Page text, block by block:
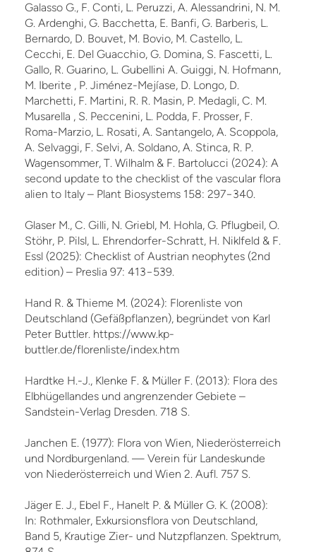
Galasso G., F. Conti, L. Peruzzi, A. Alessandrini, N. M.
G. Ardenghi, G. Bacchetta, E. Banfi, G. Barberis, L.
Bernardo, D. Bouvet, M. Bovio, M. Castello, L.
Cecchi, E. Del Guacchio, G. Domina, S. Fascetti, L.
Gallo, R. Guarino, L. Gubellini A. Guiggi, N. Hofmann,
M. Iberite , P. Jiménez-Mejíase, D. Longo, D.
Marchetti, F. Martini, R. R. Masin, P. Medagli, C. M.
Musarella , S. Peccenini, L. Podda, F. Prosser, F.
Roma-Marzio, L. Rosati, A. Santangelo, A. Scoppola,
A. Selvaggi, F. Selvi, A. Soldano, A. Stinca, R. P.
Wagensommer, T. Wilhalm & F. Bartolucci (2024): A
second update to the checklist of the vascular flora
alien to Italy – Plant Biosystems 158: 297−340.
Glaser M., C. Gilli, N. Griebl, M. Hohla, G. Pflugbeil, O.
Stöhr, P. Pilsl, L. Ehrendorfer-Schratt, H. Niklfeld & F.
Essl (2025): Checklist of Austrian neophytes (2nd
edition) – Preslia 97: 413−539.
Hand R. & Thieme M. (2024): Florenliste von
Deutschland (Gefäßpflanzen), begründet von Karl
Peter Buttler. https://www.kp-
buttler.de/florenliste/index.htm
Hardtke H.-J., Klenke F. & Müller F. (2013): Flora des
Elbhügellandes und angrenzender Gebiete –
Sandstein-Verlag Dresden. 718 S.
Janchen E. (1977): Flora von Wien, Niederösterreich
und Nordburgenland. — Verein für Landeskunde
von Niederösterreich und Wien 2. Aufl. 757 S.
Jäger E. J., Ebel F., Hanelt P. & Müller G. K. (2008):
In: Rothmaler, Exkursionsflora von Deutschland,
Band 5, Krautige Zier- und Nutzpflanzen. Spektrum,